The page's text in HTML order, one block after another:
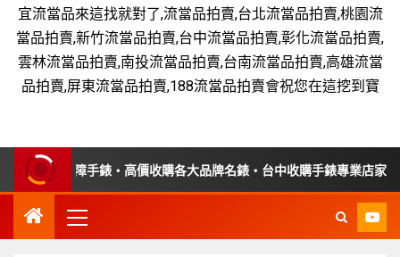
宜流當品來這找就對了,流當品拍賣,台北流當品拍賣,桃園流
當品拍賣,新竹流當品拍賣,台中流當品拍賣,彰化流當品拍賣,
雲林流當品拍賣,南投流當品拍賣,台南流當品拍賣,高雄流當
品拍賣,屏東流當品拍賣,188流當品拍賣會祝您在這挖到寶
收購故障手錶・高價收購各大品牌名錶・台中收購手錶專業店家・平